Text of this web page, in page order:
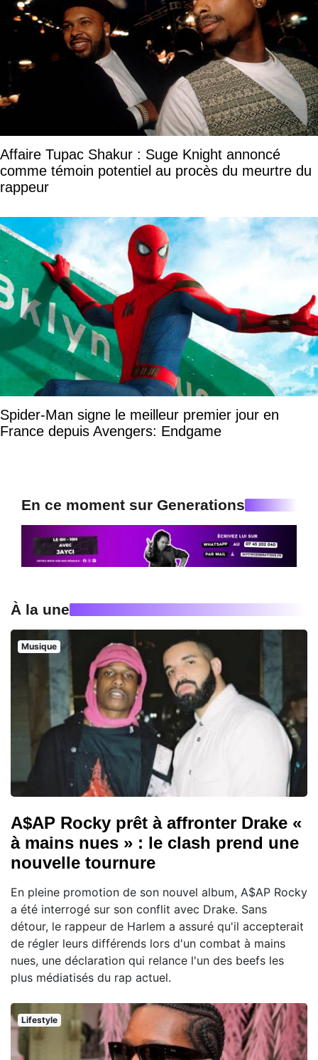
Affaire Tupac Shakur : Suge Knight annoncé
comme témoin potentiel au procès du meurtre du
rappeur
Spider-Man signe le meilleur premier jour en
France depuis Avengers: Endgame
En ce moment sur Generations
À la une
Musique
A$AP Rocky prêt à affronter Drake «
à mains nues » : le clash prend une
nouvelle tournure
En pleine promotion de son nouvel album, A$AP Rocky
a été interrogé sur son conflit avec Drake. Sans
détour, le rappeur de Harlem a assuré qu'il accepterait
de régler leurs différends lors d'un combat à mains
nues, une déclaration qui relance l'un des beefs les
plus médiatisés du rap actuel.
Lifestyle